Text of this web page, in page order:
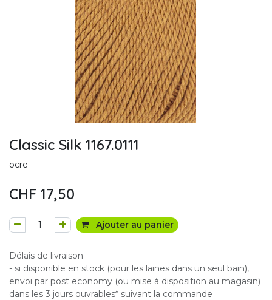
Classic Silk 1167.0111
ocre
CHF 17,50
Ajouter au panier
Délais de livraison
- si disponible en stock (pour les laines dans un seul bain),
envoi par post economy (ou mise à disposition au magasin)
dans les 3 jours ouvrables* suivant la commande